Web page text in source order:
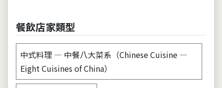
餐飲店家類型
中式料理 — 中餐八大菜系（Chinese Cuisine —
Eight Cuisines of China）